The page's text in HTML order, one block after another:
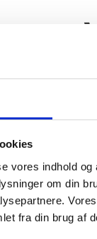
vores indhold
om din
fra din brug af